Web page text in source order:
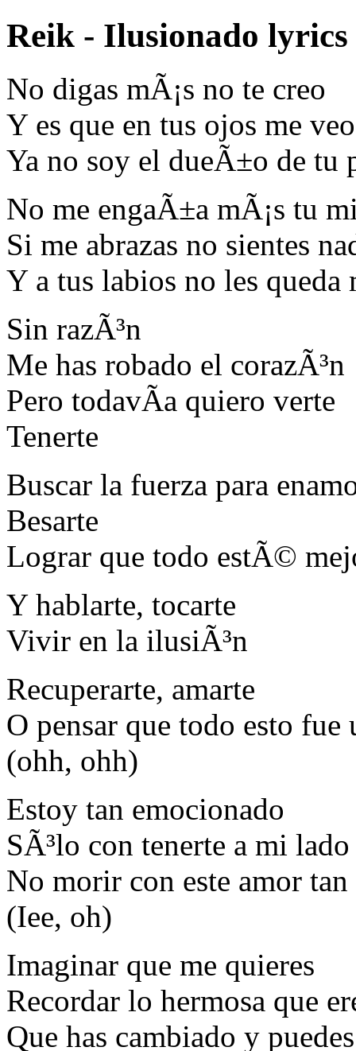
Reik - Ilusionado lyrics
No digas mÃ¡s no te creo
Y es que en tus ojos me veo
Ya no soy el dueÃ±o de tu
No me engaÃ±a mÃ¡s tu
Si me abrazas no sientes
Y a tus labios no les queda
Sin razÃ³n
Me has robado el corazÃ³n
Pero todavÃ­a quiero verte
Tenerte
Buscar la fuerza para
Besarte
Lograr que todo estÃ©
Y hablarte, tocarte
Vivir en la ilusiÃ³n
Recuperarte, amarte
O pensar que todo esto fue
(ohh, ohh)
Estoy tan emocionado
SÃ³lo con tenerte a mi lado
No morir con este amor
(Iee, oh)
Imaginar que me quieres
Recordar lo hermosa que
Que has cambiado y